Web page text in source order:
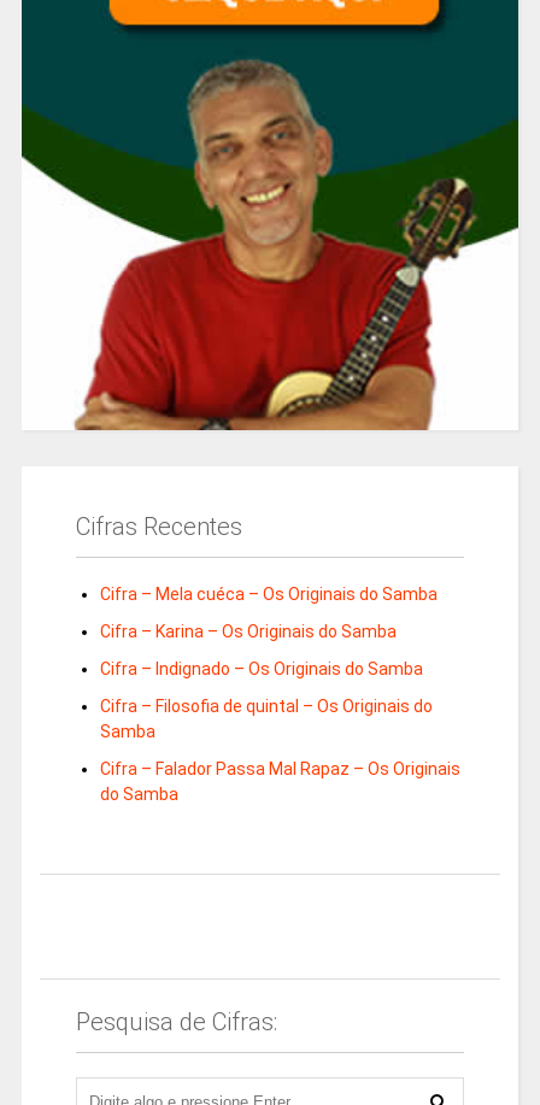
Cifras Recentes
Cifra – Mela cuéca – Os Originais do Samba
Cifra – Karina – Os Originais do Samba
Cifra – Indignado – Os Originais do Samba
Cifra – Filosofia de quintal – Os Originais do
Samba
Cifra – Falador Passa Mal Rapaz – Os Originais
do Samba
Pesquisa de Cifras: